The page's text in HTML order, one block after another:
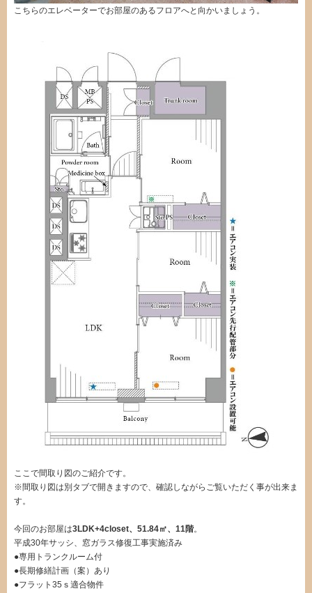
こちらのエレベーターでお部屋のあるフロアへと向かいましょう。
ここで間取り図のご紹介です。
※間取り図は別タブで開きますので、確認しながらご覧いただく事が出来ま
す。
今回のお部屋は3LDK+4closet、51.84㎡、11階。
平成30年サッシ、窓ガラス修復工事実施済み
●専用トランクルーム付
●長期修繕計画（案）あり
●フラット35ｓ適合物件